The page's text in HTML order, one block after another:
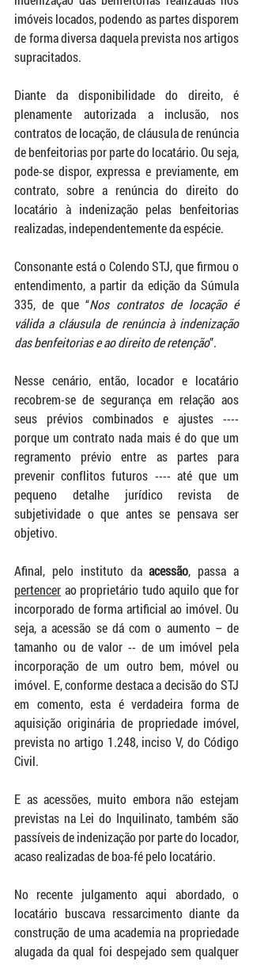
imóveis locados, podendo as partes disporem
de forma diversa daquela prevista nos artigos
supracitados.
Diante da disponibilidade do direito, é
plenamente autorizada a inclusão, nos
contratos de locação, de cláusula de renúncia
de benfeitorias por parte do locatário. Ou seja,
pode-se dispor, expressa e previamente, em
contrato, sobre a renúncia do direito do
locatário à indenização pelas benfeitorias
realizadas, independentemente da espécie.
Consonante está o Colendo STJ, que firmou o
entendimento, a partir da edição da Súmula
335, de que “Nos contratos de locação é
válida a cláusula de renúncia à indenização
das benfeitorias e ao direito de retenção”.
Nesse cenário, então, locador e locatário
recobrem-se de segurança em relação aos
seus prévios combinados e ajustes ----
porque um contrato nada mais é do que um
regramento prévio entre as partes para
prevenir conflitos futuros ---- até que um
pequeno detalhe jurídico revista de
subjetividade o que antes se pensava ser
objetivo.
Afinal, pelo instituto da acessão
pertencer ao proprietário tudo aquilo que for
incorporado de forma artificial ao imóvel. Ou
seja, a acessão se dá com o aumento – de
tamanho ou de valor -- de um imóvel pela
incorporação de um outro bem, móvel ou
imóvel. E, conforme destaca a decisão do STJ
em comento, esta é verdadeira forma de
aquisição originária de propriedade imóvel,
prevista no artigo 1.248, inciso V, do Código
Civil.
E as acessões, muito embora não estejam
previstas na Lei do Inquilinato, também são
passíveis de indenização por parte do locador,
acaso realizadas de boa-fé pelo locatário.
No recente julgamento aqui abordado, o
locatário buscava ressarcimento diante da
construção de uma academia na propriedade
alugada da qual foi despejado sem qualquer